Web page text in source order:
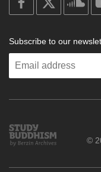
facebook
Subscribe to our
Enter
Study
Buddhism
©